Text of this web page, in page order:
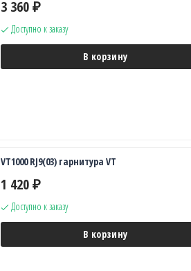
3 360 ₽
Доступно к заказу
В корзину
VT1000 RJ9(03) гарнитура VT
1 420 ₽
Доступно к заказу
В корзину